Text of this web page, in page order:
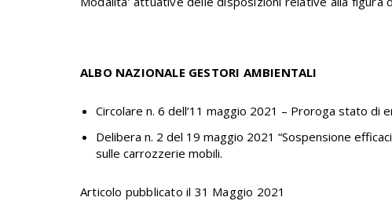
ALBO NAZIONALE GESTORI AMBIENTALI
Circolare n. 6 dell’11 maggio 2021 – Proroga stato di
Delibera n. 2 del 19 maggio 2021 “Sospensione
sulle carrozzerie mobili.
Articolo pubblicato il 31 Maggio 2021